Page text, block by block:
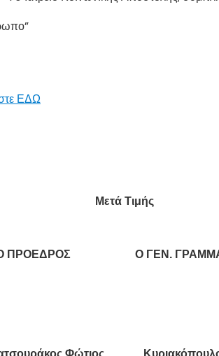
ΕΔΩ
Μετά Τιμής
ΠΡΟΕΔΡΟΣ Ο ΓΕΝ.
Φώτιος